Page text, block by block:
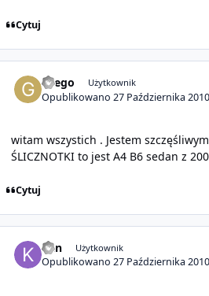
Cytuj
Grego Użytkownik
Opublikowano27 Października 2010
witam wszystich . Jestem
ŚLICZNOTKI to jest A4 B6 sedan z
Cytuj
kan Użytkownik
Opublikowano27 Października 2010